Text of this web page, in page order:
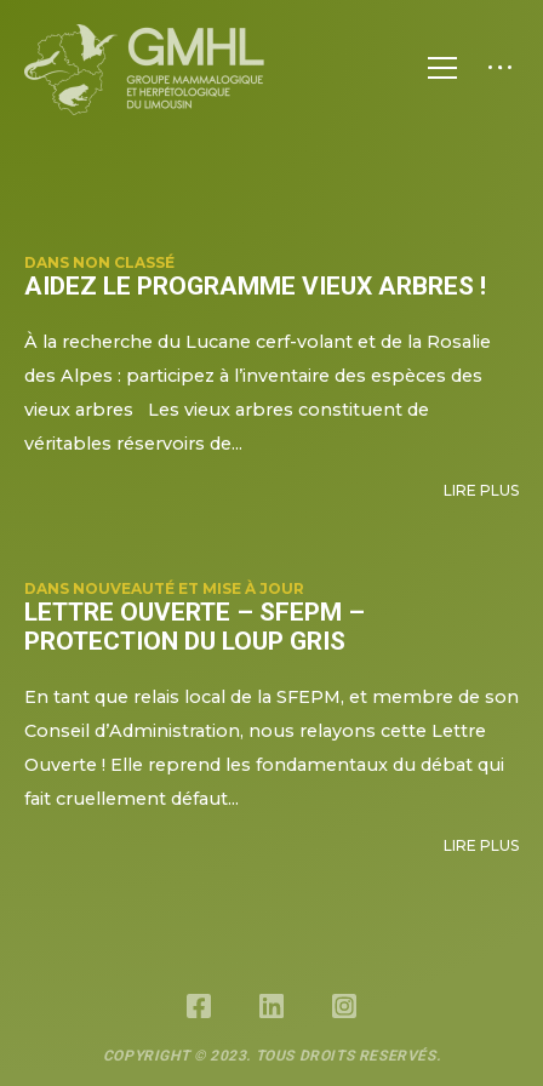
ARTICLES
DANS NON CLASSÉ
AIDEZ LE PROGRAMME VIEUX ARBRES !
À la recherche du Lucane cerf-volant et de la Rosalie
des Alpes : participez à l’inventaire des espèces des
vieux arbres Les vieux arbres constituent de
véritables réservoirs de...
LIRE PLUS
DANS NOUVEAUTÉ ET MISE À JOUR
LETTRE OUVERTE – SFEPM –
PROTECTION DU LOUP GRIS
En tant que relais local de la SFEPM, et membre de son
Conseil d’Administration, nous relayons cette Lettre
Ouverte ! Elle reprend les fondamentaux du débat qui
fait cruellement défaut...
LIRE PLUS
COPYRIGHT © 2023. TOUS DROITS RESERVÉS.